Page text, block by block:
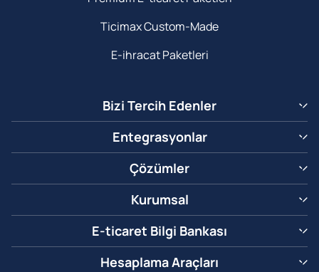
Ticimax Custom-Made
E-ihracat Paketleri
Bizi Tercih Edenler
Entegrasyonlar
Çözümler
Kurumsal
E-ticaret Bilgi Bankası
Hesaplama Araçları